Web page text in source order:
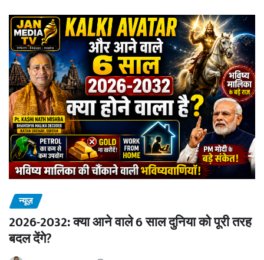
न्यूज़
2026-2032: क्या आने वाले 6 साल दुनिया को पूरी तरह
बदल देंगे?